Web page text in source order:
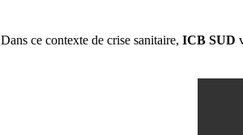
Dans ce contexte de crise sanitaire, ICB SUD